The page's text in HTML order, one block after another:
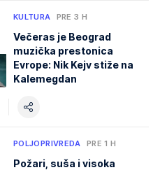
KULTURA PRE 3 H
Večeras je Beograd
muzička prestonica
Evrope: Nik Kejv stiže na
Kalemegdan
POLJOPRIVREDA PRE 1 H
Požari, suša i visoka